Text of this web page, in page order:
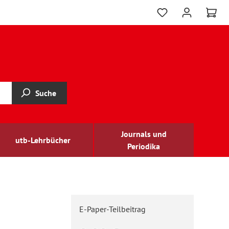
Suche
utb-Lehrbücher
Journals und
Periodika
E-Paper-Teilbeitrag